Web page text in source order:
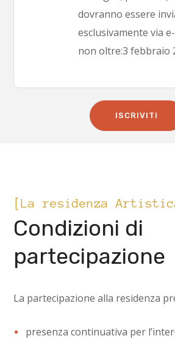
dovranno essere
esclusivamente via
non oltre:3 febbraio
ISCRIVITI
[La residenza
Condizioni di
partecipazione
La partecipazione alla residenza
presenza continuativa per